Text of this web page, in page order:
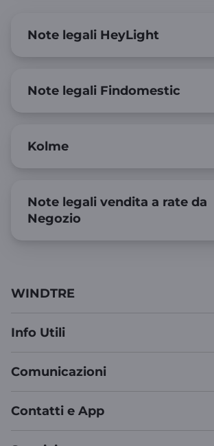
Note legali HeyLight
Note legali Findomestic
Kolme
Note legali vendita a rate da
Negozio
WINDTRE
Info Utili
Comunicazioni
Contatti e App